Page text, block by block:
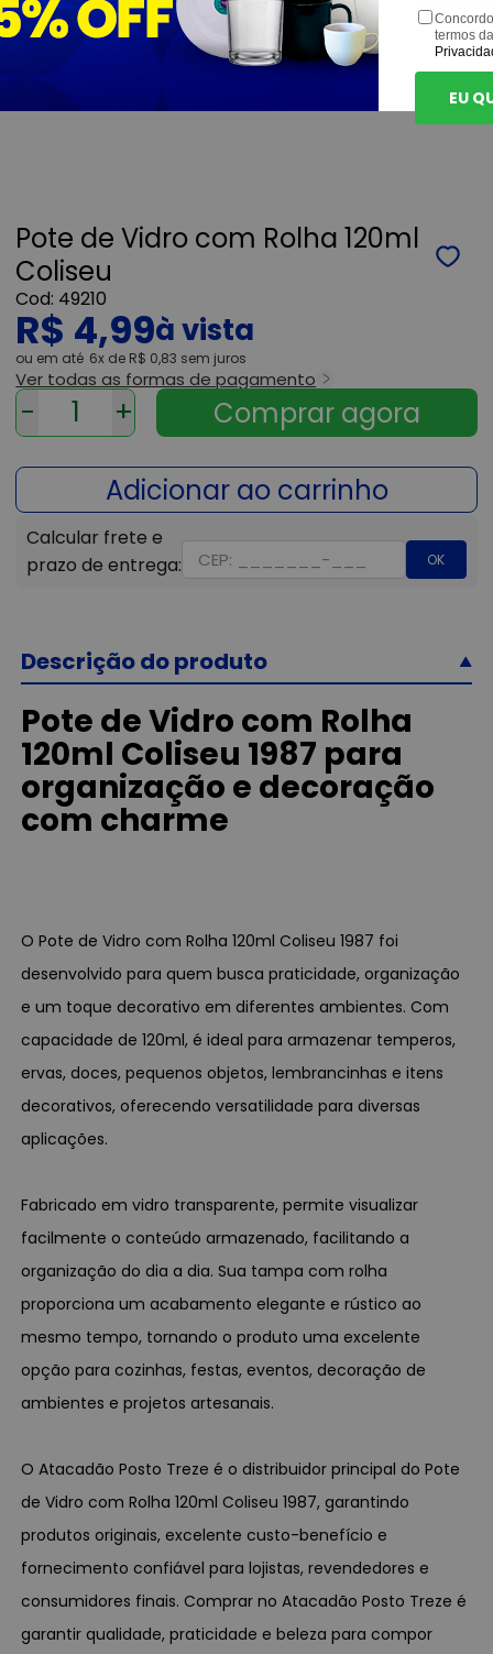
Pote de Vidro com Rolha 120ml
Coliseu
49210
R$ 4,99
ou 6x de R$ 0,83 sem juros
Ver todas as formas de pagamento
- +
OK
Descrição do produto
Pote de Vidro com Rolha
120ml Coliseu 1987 para
organização e decoração
com charme
O Pote de Vidro com Rolha 120ml Coliseu 1987 foi
desenvolvido para quem busca praticidade, organização
e um toque decorativo em diferentes ambientes. Com
capacidade de 120ml, é ideal para armazenar temperos,
ervas, doces, pequenos objetos, lembrancinhas e itens
decorativos, oferecendo versatilidade para diversas
aplicações.
Fabricado em vidro transparente, permite visualizar
facilmente o conteúdo armazenado, facilitando a
organização do dia a dia. Sua tampa com rolha
proporciona um acabamento elegante e rústico ao
mesmo tempo, tornando o produto uma excelente
opção para cozinhas, festas, eventos, decoração de
ambientes e projetos artesanais.
O Atacadão Posto Treze é o distribuidor principal do Pote
de Vidro com Rolha 120ml Coliseu 1987, garantindo
produtos originais, excelente custo-benefício e
fornecimento confiável para lojistas, revendedores e
consumidores finais. Comprar no Atacadão Posto Treze é
garantir qualidade, praticidade e beleza para compor
termos
EU